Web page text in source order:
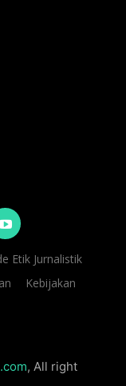
Etik Jurnalistik
Kebijakan
, All right